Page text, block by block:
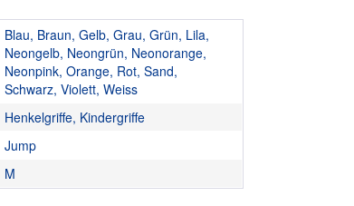
Blau, Braun, Gelb, Grau, Grün, Lila,
Neongelb, Neongrün, Neonorange,
Neonpink, Orange, Rot, Sand,
Schwarz, Violett, Weiss
Henkelgriffe, Kindergriffe
Jump
M